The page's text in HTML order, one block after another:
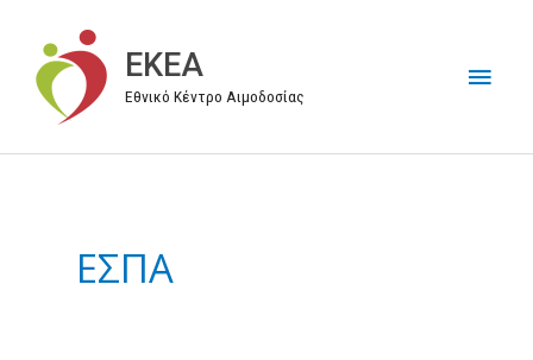
περιεχόμενο
EKEA
Εθνικό Κέντρο Αιμοδοσίας
ΕΣΠΑ